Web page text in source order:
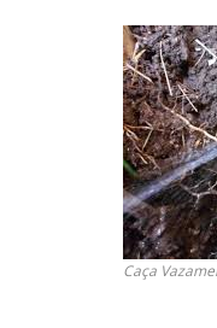
Caça